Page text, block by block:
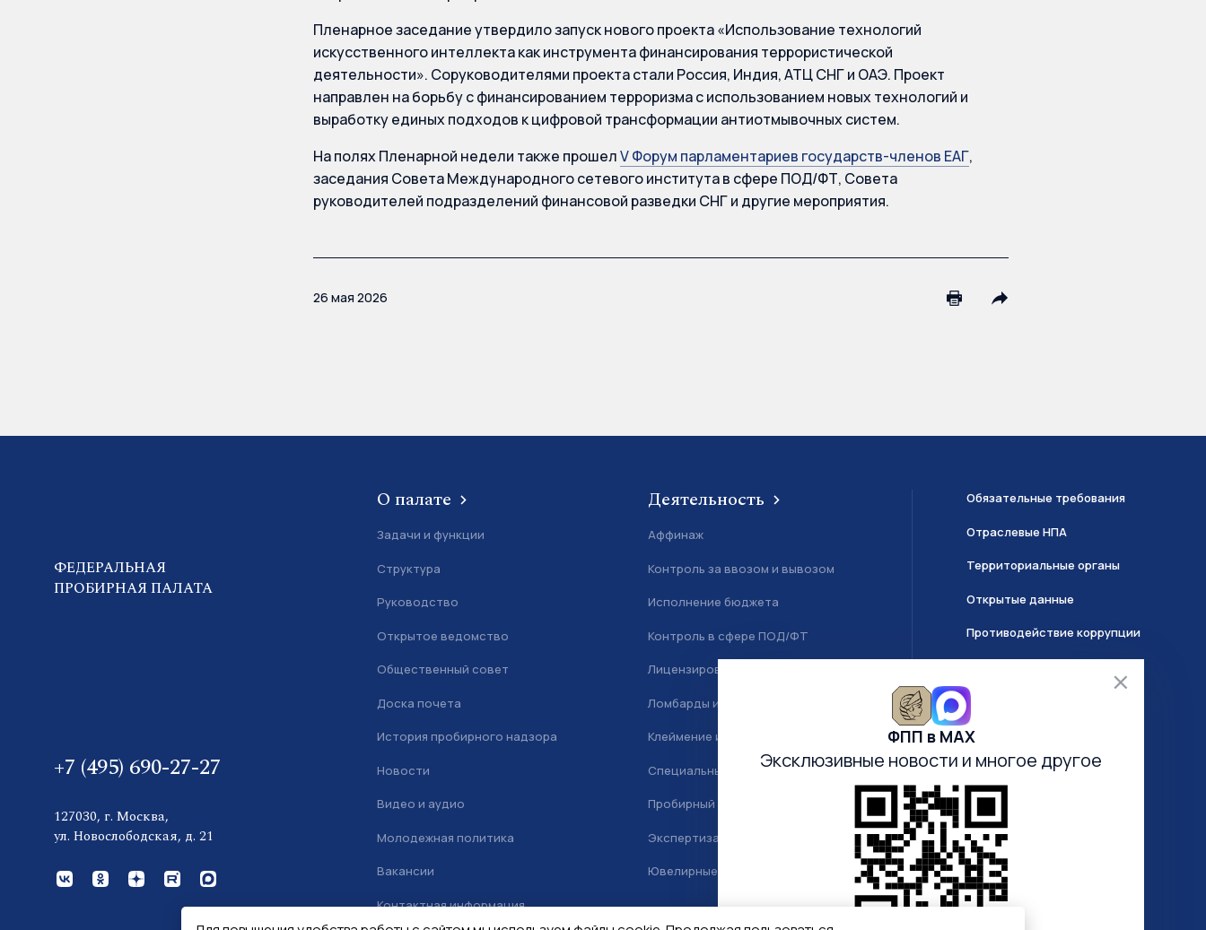
Пленарное заседание утвердило запуск нового проекта «Использование технологий
искусственного интеллекта как инструмента финансирования террористической
деятельности». Соруководителями проекта стали Россия, Индия, АТЦ СНГ и ОАЭ. Проект
направлен на борьбу с финансированием терроризма с использованием новых технологий и
выработку единых подходов к цифровой трансформации антиотмывочных систем.
На полях Пленарной недели также прошелV Форум парламентариев государств-членов ЕАГ,
заседания Совета Международного сетевого института в сфере ПОД/ФТ, Совета
руководителей подразделений финансовой разведки СНГ и другие мероприятия.
26 мая 2026
ФЕДЕРАЛЬНАЯ
ПРОБИРНАЯ ПАЛАТА
+7 (495) 690-27-27
127030, г. Москва,
ул. Новослободская, д. 21
О палате
Задачи и функции
Структура
Руководство
Открытое ведомство
Общественный совет
Доска почета
История пробирного надзора
Новости
Видео и аудио
Молодежная политика
Вакансии
Контактная информация
Деятельность
Аффинаж
Контроль за ввозом и вывозом
Исполнение бюджета
Контроль в сфере ПОД/ФТ
Лицензирование
Ломбарды и скупка
Клеймение и маркировка
Специальный учет
Пробирный надзор
Экспертиза
Ювелирные камни
Обязательные требования
Отраслевые НПА
Территориальные органы
Открытые данные
Противодействие коррупции
О системе ГИИС ДМДК
Часто задаваемые вопросы
Анкетирование
Электронная очередь
ФПП в МАХ
Эксклюзивные новости и многое другое